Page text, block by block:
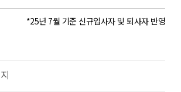
*25년 7월 기준 신규입사자 및 퇴사자 반영